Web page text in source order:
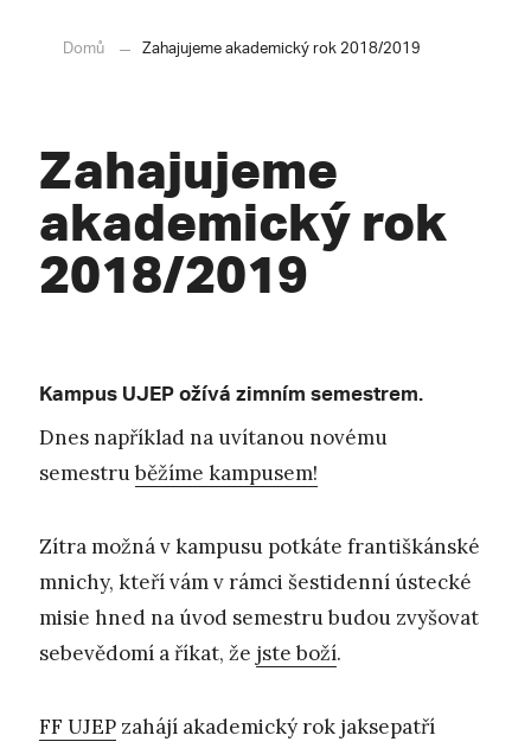
Domů Zahajujeme akademický rok 2018/2019
Zahajujeme
akademický rok
2018/2019
Kampus UJEP ožívá zimním semestrem.
Dnes například na uvítanou novému
semestruběžíme kampusem!
Zítra možná v kampusu potkáte františkánské
mnichy, kteří vám v rámci šestidenní ústecké
misie hned na úvod semestru budou zvyšovat
sebevědomí a říkat, že jste boží.
FF UJEP zahájí akademický rok jaksepatří